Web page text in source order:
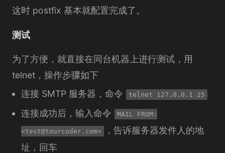
这时 postfix 基本就配置完成了。
测试
为了方便，就直接在同台机器上进行测试，用
telnet，操作步骤如下
连接 SMTP 服务器，命令
telnet 127.0.0.1 25
连接成功后，输入命令 MAIL FROM:
<test@tourcoder.com>
，告诉服务器发件人的地
址，回车